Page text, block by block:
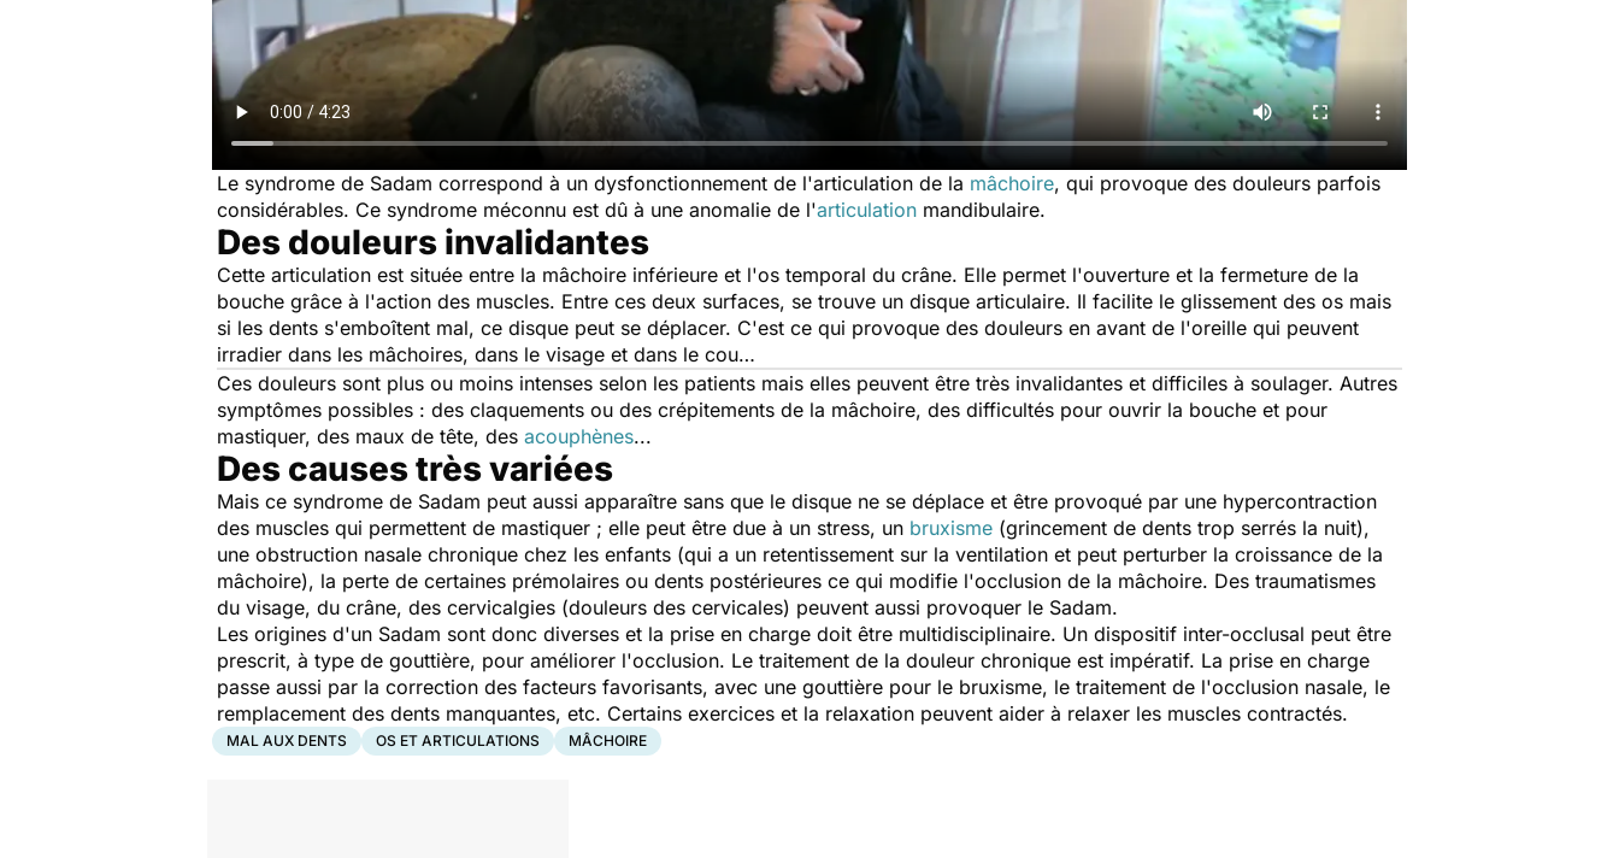
Le syndrome de Sadam correspond à un dysfonctionnement de l'articulation de la mâchoire, qui provoque des douleurs parfois
considérables. Ce syndrome méconnu est dû à une anomalie de l'articulation mandibulaire.
Des douleurs invalidantes
Cette articulation est située entre la mâchoire inférieure et l'os temporal du crâne. Elle permet l'ouverture et la fermeture de la
bouche grâce à l'action des muscles. Entre ces deux surfaces, se trouve un disque articulaire. Il facilite le glissement des os mais
si les dents s'emboîtent mal, ce disque peut se déplacer. C'est ce qui provoque des douleurs en avant de l'oreille qui peuvent
irradier dans les mâchoires, dans le visage et dans le cou…
Ces douleurs sont plus ou moins intenses selon les patients mais elles peuvent être très invalidantes et difficiles à soulager. Autres
symptômes possibles : des claquements ou des crépitements de la mâchoire, des difficultés pour ouvrir la bouche et pour
mastiquer, des maux de tête, des acouphènes...
Des causes très variées
Mais ce syndrome de Sadam peut aussi apparaître sans que le disque ne se déplace et être provoqué par une hypercontraction
des muscles qui permettent de mastiquer ; elle peut être due à un stress, un bruxisme (grincement de dents trop serrés la nuit),
une obstruction nasale chronique chez les enfants (qui a un retentissement sur la ventilation et peut perturber la croissance de la
mâchoire), la perte de certaines prémolaires ou dents postérieures ce qui modifie l'occlusion de la mâchoire. Des traumatismes
du visage, du crâne, des cervicalgies (douleurs des cervicales) peuvent aussi provoquer le Sadam.
Les origines d'un Sadam sont donc diverses et la prise en charge doit être multidisciplinaire. Un dispositif inter-occlusal peut être
prescrit, à type de gouttière, pour améliorer l'occlusion. Le traitement de la douleur chronique est impératif. La prise en charge
passe aussi par la correction des facteurs favorisants, avec une gouttière pour le bruxisme, le traitement de l'occlusion nasale, le
remplacement des dents manquantes, etc. Certains exercices et la relaxation peuvent aider à relaxer les muscles contractés.
MAL AUX DENTS OS ET ARTICULATIONS MÂCHOIRE